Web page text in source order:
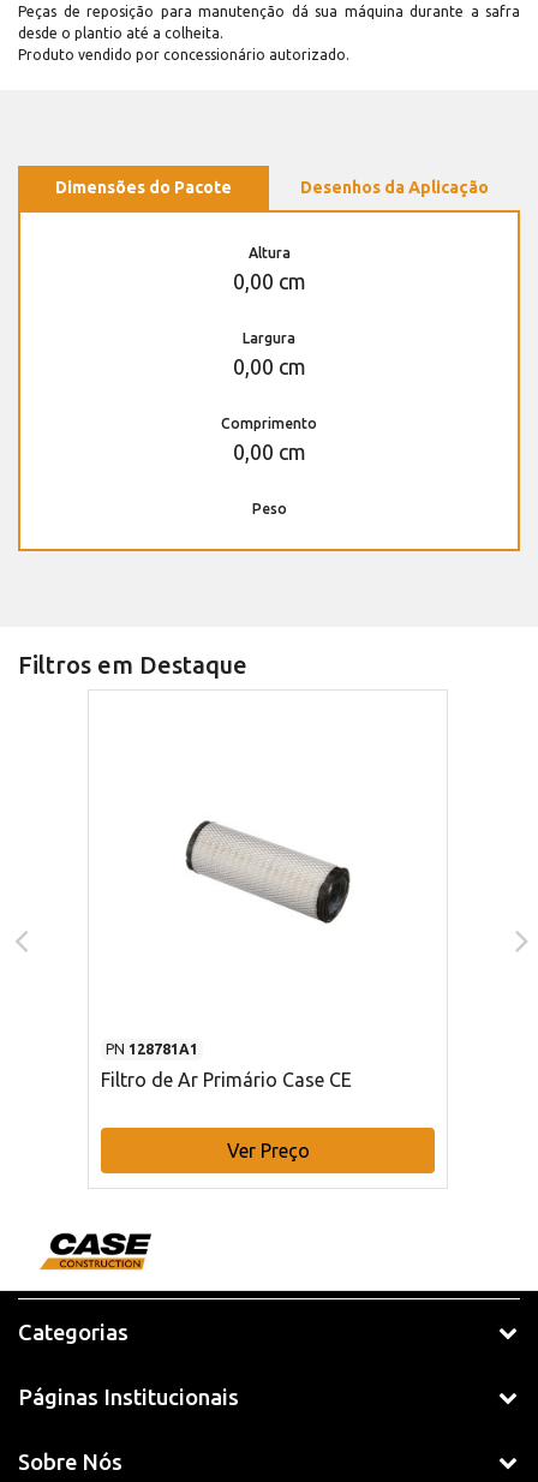
Peças de reposição para manutenção dá sua máquina durante a safra
desde o plantio até a colheita.
Produto vendido por concessionário autorizado.
Dimensões do Pacote Desenhos da Aplicação
Altura
0,00 cm
Largura
0,00 cm
Comprimento
0,00 cm
Peso
Filtros em Destaque
PN 128781A1
Filtro de Ar Primário Case CE
Ver Preço
Categorias
Páginas Institucionais
Sobre Nós